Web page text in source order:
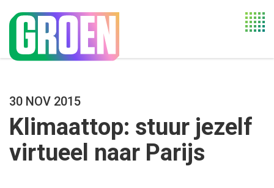
30 NOV 2015
Klimaattop: stuur jezelf
virtueel naar Parijs